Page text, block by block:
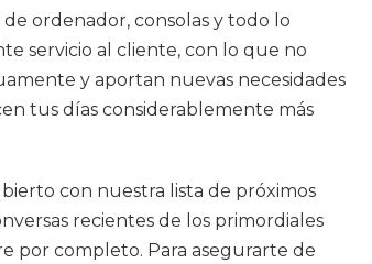
ordenador, consolas y todo lo
servicio al cliente, con lo que no
y aportan nuevas necesidades
tus días considerablemente más
con nuestra lista de próximos
recientes de los primordiales
por completo. Para asegurarte de